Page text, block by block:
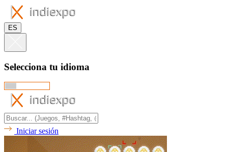
ES
Selecciona tu idioma
Iniciar sesión